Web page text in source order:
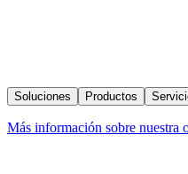
Soluciones Productos
Más información sobre nuestra